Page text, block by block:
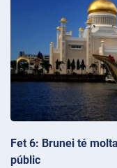
Fet 6: Brunei té
públic